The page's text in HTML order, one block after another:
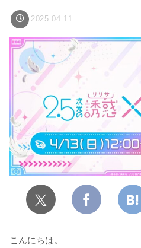
2025.04.11
こんにちは。